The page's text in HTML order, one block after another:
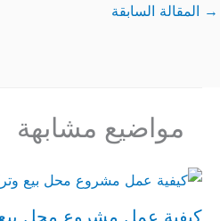
→ المقالة السابقة
مواضيع مشابهة